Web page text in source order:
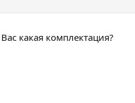
какая комплектация?